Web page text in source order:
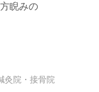
睨みの
灸院・接骨院